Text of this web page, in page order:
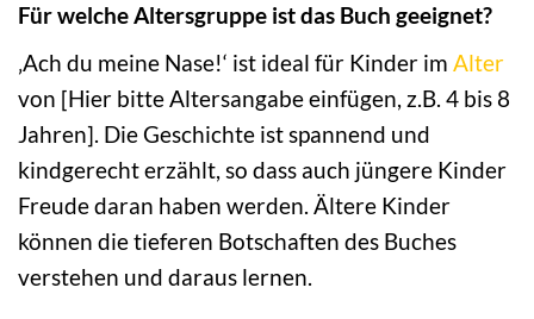
Für welche Altersgruppe ist das Buch geeignet?
‚Ach du meine Nase!‘ ist ideal für Kinder im Alter
von [Hier bitte Altersangabe einfügen, z.B. 4 bis 8
Jahren]. Die Geschichte ist spannend und
kindgerecht erzählt, so dass auch jüngere Kinder
Freude daran haben werden. Ältere Kinder
können die tieferen Botschaften des Buches
verstehen und daraus lernen.